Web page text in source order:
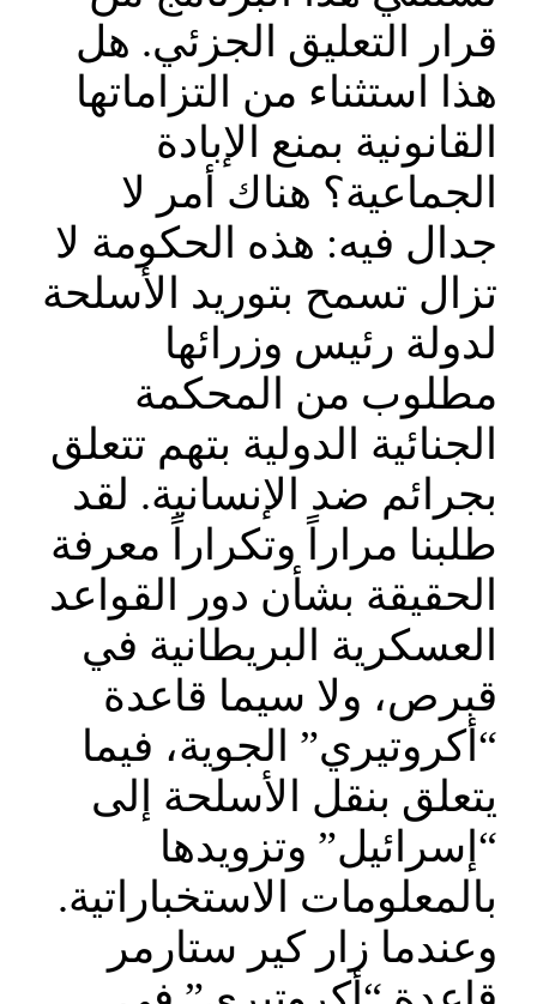
قرار التعليق الجزئي. هل
هذا استثناء من التزاماتها
القانونية بمنع الإبادة
الجماعية؟ هناك أمر لا
جدال فيه: هذه الحكومة لا
تزال تسمح بتوريد الأسلحة
لدولة رئيس وزرائها
مطلوب من المحكمة
الجنائية الدولية بتهم تتعلق
بجرائم ضد الإنسانية. لقد
طلبنا مراراً وتكراراً معرفة
الحقيقة بشأن دور القواعد
العسكرية البريطانية في
قبرص، ولا سيما قاعدة
“أكروتيري” الجوية، فيما
يتعلق بنقل الأسلحة إلى
“إسرائيل” وتزويدها
بالمعلومات الاستخباراتية.
وعندما زار كير ستارمر